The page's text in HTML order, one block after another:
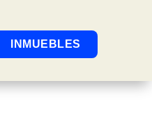
INMUEBLES